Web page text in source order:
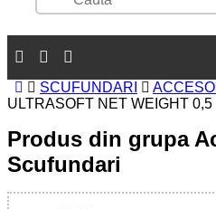
SCUFUNDARI
ULTRASOFT NET WEIGHT 0,5
Produs din grupa
Scufundari